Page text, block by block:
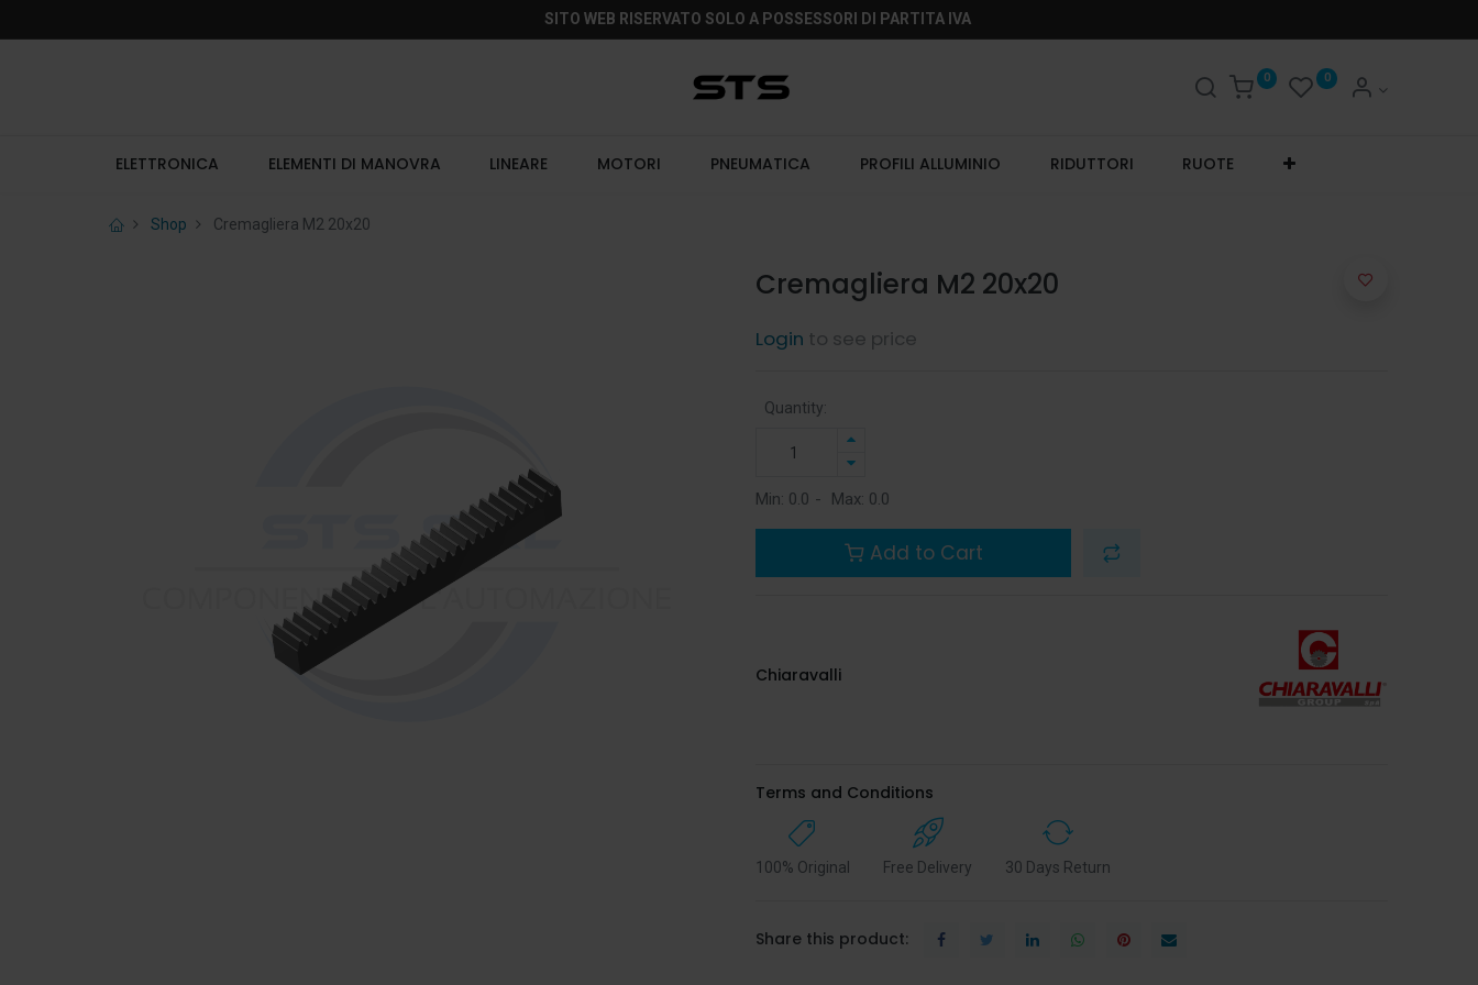
SITO WEB RISERVATO SOLO A POSSESSORI DI PARTITA IVA
0 0
ELETTRONICA ELEMENTI DI MANOVRA LINEARE MOTORI PNEUMATICA PROFILI ALLUMINIO RIDUTTORI RUOTE
Shop Cremagliera M2 20x20
Cremagliera M2 20x20
Login to see price
Quantity:
Min: 0.0 - Max: 0.0
Add to Cart
Chiaravalli
Terms and Conditions
100% Original Free Delivery 30 Days Return
Share this product: